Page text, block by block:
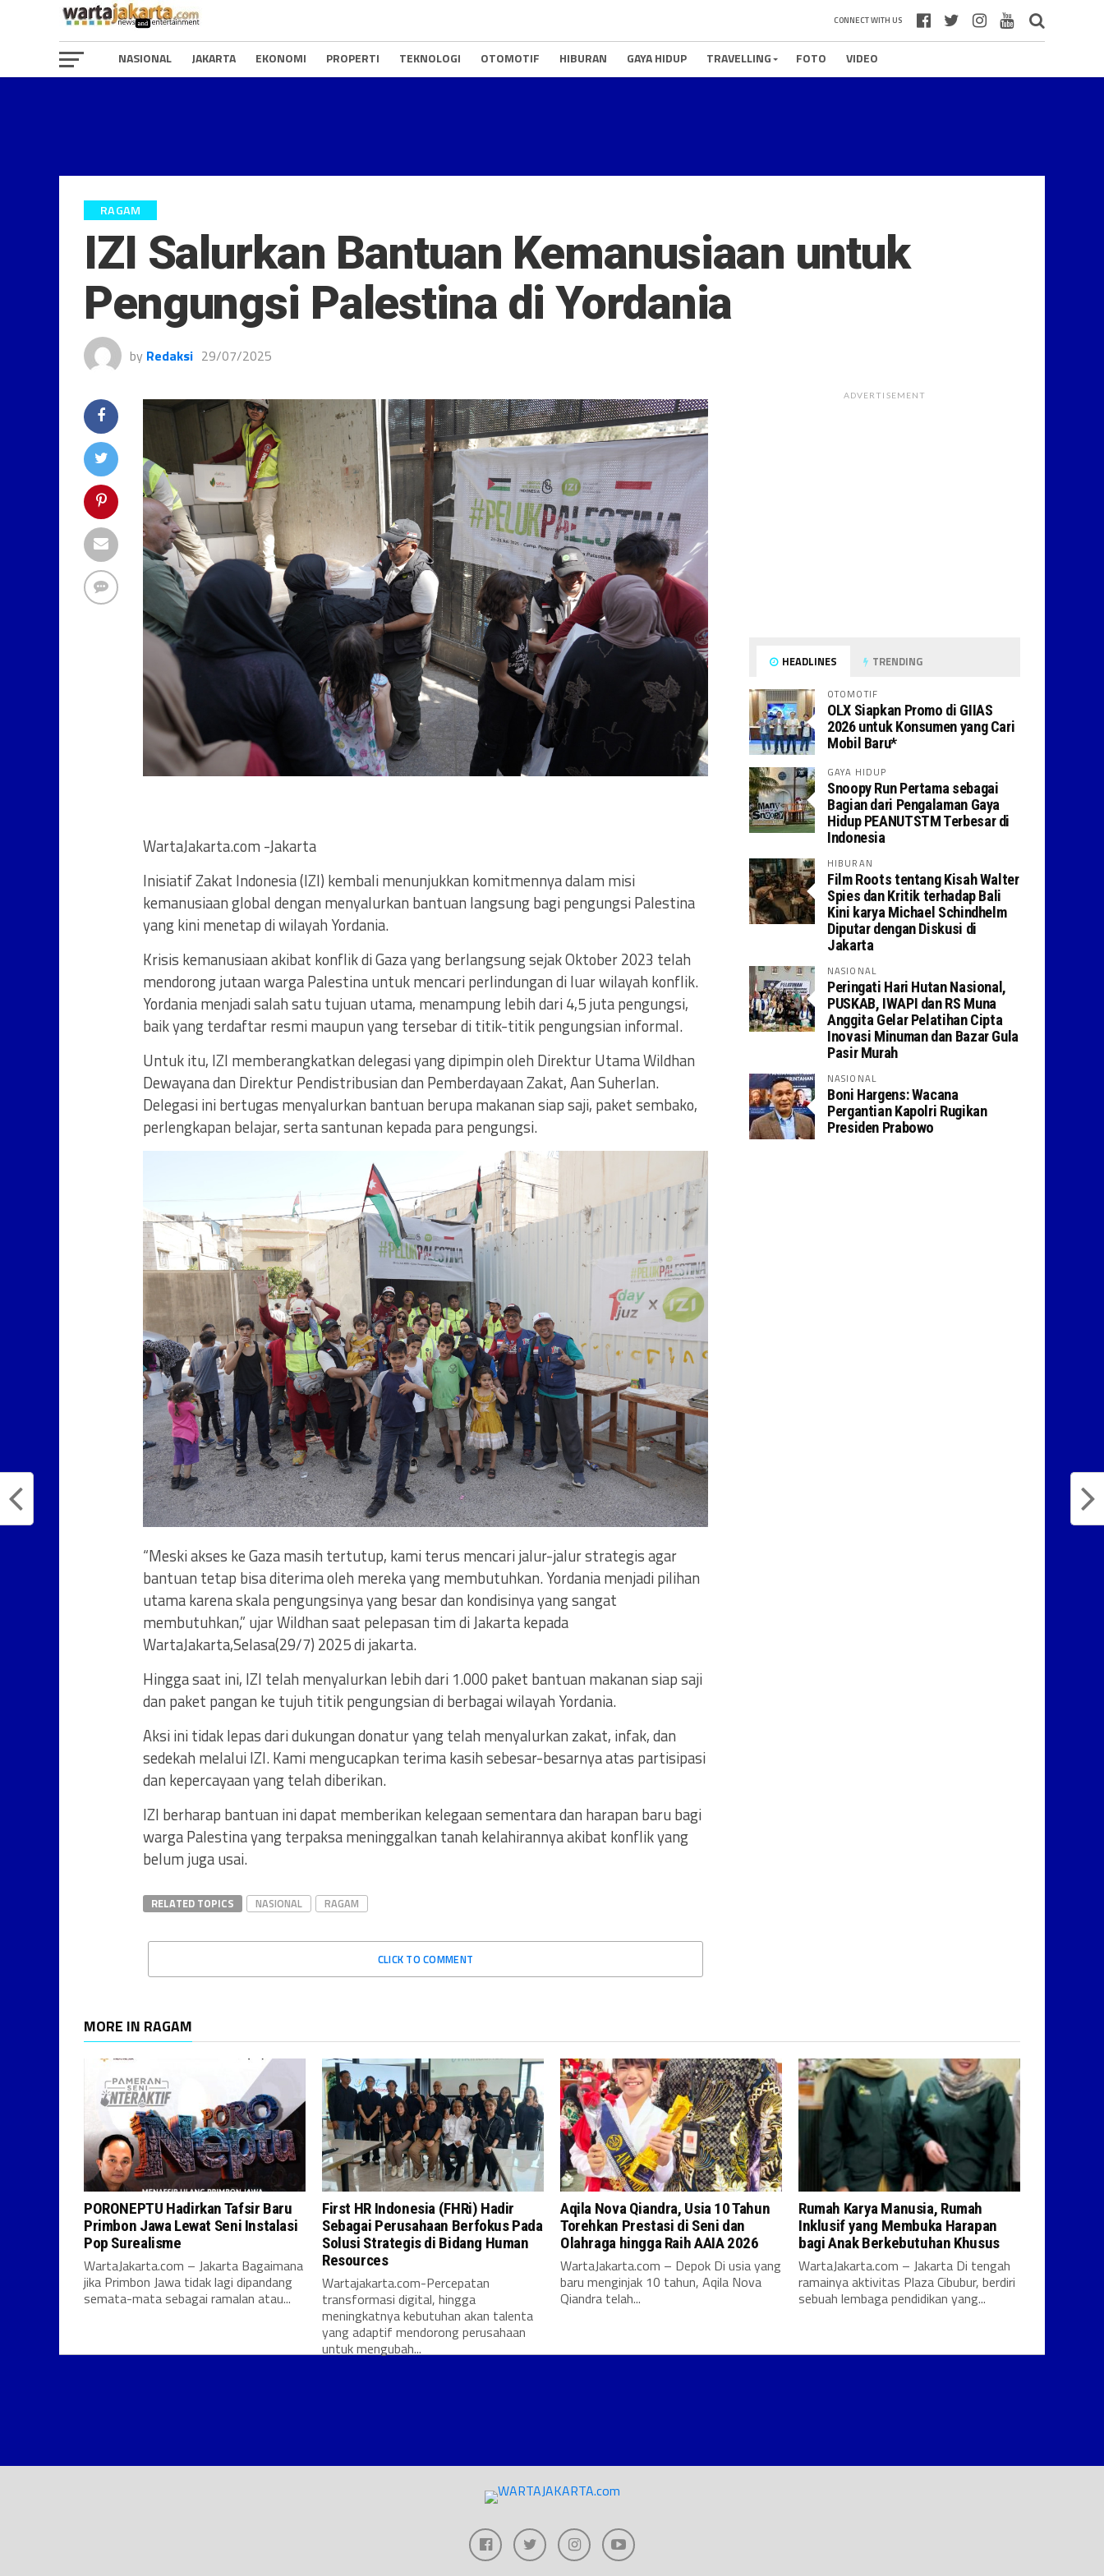
CONNECT WITH US
NASIONAL JAKARTA EKONOMI PROPERTI TEKNOLOGI OTOMOTIF HIBURAN GAYA HIDUP TRAVELLING FOTO VIDEO
RAGAM
IZI Salurkan Bantuan Kemanusiaan untuk
Pengungsi Palestina di Yordania
by Redaksi 29/07/2025
WartaJakarta.com -Jakarta
Inisiatif Zakat Indonesia (IZI) kembali menunjukkan komitmennya dalam misi
kemanusiaan global dengan menyalurkan bantuan langsung bagi pengungsi Palestina
yang kini menetap di wilayah Yordania.
Krisis kemanusiaan akibat konflik di Gaza yang berlangsung sejak Oktober 2023 telah
mendorong jutaan warga Palestina untuk mencari perlindungan di luar wilayah konflik.
Yordania menjadi salah satu tujuan utama, menampung lebih dari 4,5 juta pengungsi,
baik yang terdaftar resmi maupun yang tersebar di titik-titik pengungsian informal.
Untuk itu, IZI memberangkatkan delegasi yang dipimpin oleh Direktur Utama Wildhan
Dewayana dan Direktur Pendistribusian dan Pemberdayaan Zakat, Aan Suherlan.
Delegasi ini bertugas menyalurkan bantuan berupa makanan siap saji, paket sembako,
perlengkapan belajar, serta santunan kepada para pengungsi.
“Meski akses ke Gaza masih tertutup, kami terus mencari jalur-jalur strategis agar
bantuan tetap bisa diterima oleh mereka yang membutuhkan. Yordania menjadi pilihan
utama karena skala pengungsinya yang besar dan kondisinya yang sangat
membutuhkan,” ujar Wildhan saat pelepasan tim di Jakarta kepada
WartaJakarta,Selasa(29/7) 2025 di jakarta.
Hingga saat ini, IZI telah menyalurkan lebih dari 1.000 paket bantuan makanan siap saji
dan paket pangan ke tujuh titik pengungsian di berbagai wilayah Yordania.
Aksi ini tidak lepas dari dukungan donatur yang telah menyalurkan zakat, infak, dan
sedekah melalui IZI. Kami mengucapkan terima kasih sebesar-besarnya atas partisipasi
dan kepercayaan yang telah diberikan.
IZI berharap bantuan ini dapat memberikan kelegaan sementara dan harapan baru bagi
warga Palestina yang terpaksa meninggalkan tanah kelahirannya akibat konflik yang
belum juga usai.
RELATED TOPICS NASIONAL RAGAM
CLICK TO COMMENT
ADVERTISEMENT
HEADLINES TRENDING
OTOMOTIF
OLX Siapkan Promo di GIIAS
2026 untuk Konsumen yang Cari
Mobil Baru*
GAYA HIDUP
Snoopy Run Pertama sebagai
Bagian dari Pengalaman Gaya
Hidup PEANUTSTM Terbesar di
Indonesia
HIBURAN
Film Roots tentang Kisah Walter
Spies dan Kritik terhadap Bali
Kini karya Michael Schindhelm
Diputar dengan Diskusi di
Jakarta
NASIONAL
Peringati Hari Hutan Nasional,
PUSKAB, IWAPI dan RS Muna
Anggita Gelar Pelatihan Cipta
Inovasi Minuman dan Bazar Gula
Pasir Murah
NASIONAL
Boni Hargens: Wacana
Pergantian Kapolri Rugikan
Presiden Prabowo
MORE IN RAGAM
PORONEPTU Hadirkan Tafsir Baru
Primbon Jawa Lewat Seni Instalasi
Pop Surealisme
WartaJakarta.com – Jakarta Bagaimana
jika Primbon Jawa tidak lagi dipandang
semata-mata sebagai ramalan atau...
First HR Indonesia (FHRi) Hadir
Sebagai Perusahaan Berfokus Pada
Solusi Strategis di Bidang Human
Resources
Wartajakarta.com-Percepatan
transformasi digital, hingga
meningkatnya kebutuhan akan talenta
yang adaptif mendorong perusahaan
untuk mengubah...
Aqila Nova Qiandra, Usia 10 Tahun
Torehkan Prestasi di Seni dan
Olahraga hingga Raih AAIA 2026
WartaJakarta.com – Depok Di usia yang
baru menginjak 10 tahun, Aqila Nova
Qiandra telah...
Rumah Karya Manusia, Rumah
Inklusif yang Membuka Harapan
bagi Anak Berkebutuhan Khusus
WartaJakarta.com – Jakarta Di tengah
ramainya aktivitas Plaza Cibubur, berdiri
sebuah lembaga pendidikan yang...